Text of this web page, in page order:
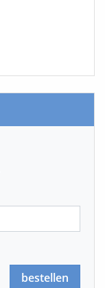
bestellen